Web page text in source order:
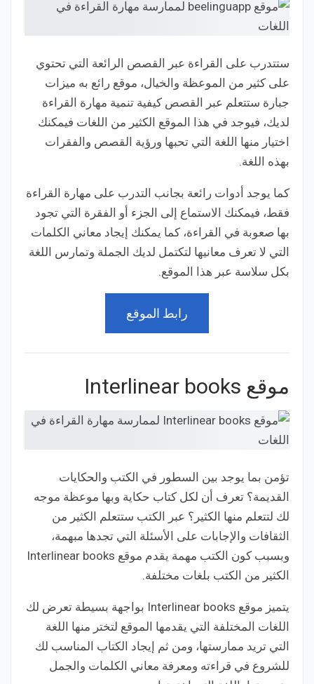
ستتدرب على القراءة عبر القصص الرائعة التي تحتوي
على كثير من الموعظة والخيال، موقع رائع به ميزات
جبارة ستتعلم عبر القصص كيفية تنمية مهارة القراءة
لديك، فيوجد في هذا الموقع الكثير من اللغات فيمكنك
اختيار منها اللغة التي تحبها ورؤية القصص والفقرات
بهذه اللغة.
كما يوجد أدوات رائعة بجانب التدرب على مهارة القراءة
فقط، فيمكنك الاستماع إلى الجزء أو الفقرة التي تجود
بها صعوبة في القراءة، كما يمكنك إيجاد معاني الكلمات
التي لا تعرف معانيها لتكتمل لديك الجملة وتمارس اللغة
بكل سلاسة عبر هذا الموقع.
رابط الموقع
موقع Interlinear books
تؤمن بما يوجد بين السطور في الكتب والحكايات
القديمة؟ تعرف أن لكل كتاب حكاية وبها موعظة موجه
لك لتتعلم منها الكثير؟ عبر الكتب ستتعلم الكثير من
الثقافات والإجابات على الأسئلة التي تجدها مبهمة،
وبسبب كون الكتب مهمة يقدم موقع Interlinear books
الكثير من الكتب بلغات مختلفة.
يتميز موقع Interlinear books بواجهة بسيطة تعرض لك
اللغات المختلفة التي يقدمها الموقع لتختر منها اللغة
التي تريد ممارستها، ومن ثم إيجاد الكتاب المناسب لك
للشروع في قراءته ومعرفة معاني الكلمات والجمل